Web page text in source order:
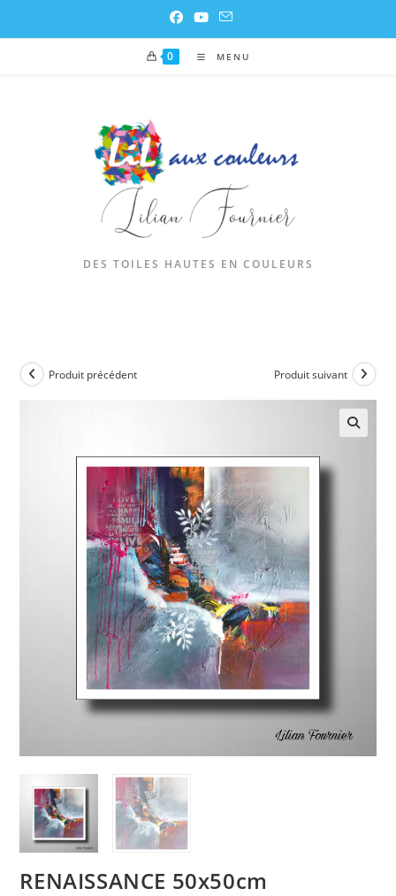
0 MENU
DES TOILES HAUTES EN COULEURS
Produit précédent Produit suivant
RENAISSANCE 50x50cm